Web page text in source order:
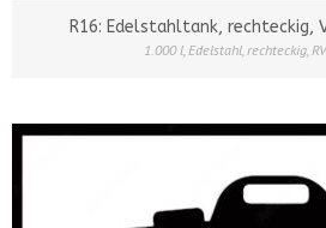
R16: Edelstahltank, rechteckig,
1.000 l,Edelstahl,rechteckig,